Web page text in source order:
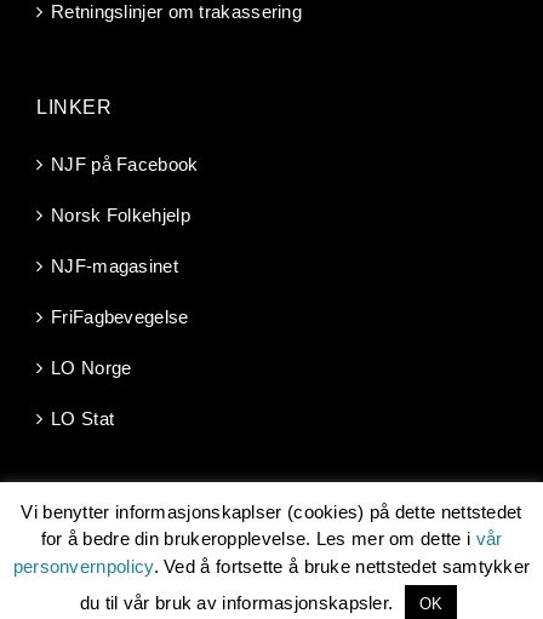
Retningslinjer om trakassering
LINKER
NJF på Facebook
Norsk Folkehjelp
NJF-magasinet
FriFagbevegelse
LO Norge
LO Stat
Copyright 2026 | Norsk Jernbaneforbund, Møllergata 10, 0179
OSLO -
njf@njf.no | Les om vår personvernpolicy
LO Media
Vi benytter informasjonskaplser (cookies) på dette nettstedet
for å bedre din brukeropplevelse. Les mer om dette i vår
personvernpolicy. Ved å fortsette å bruke nettstedet samtykker
du til vår bruk av informasjonskapsler.
OK